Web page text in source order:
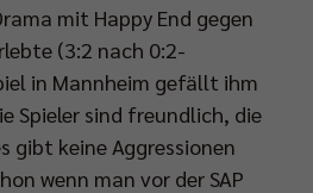
mit Happy End gegen
(3:2 nach 0:2-
in Mannheim gefällt ihm
Spieler sind freundlich, die
gibt keine Aggressionen
wenn man vor der SAP